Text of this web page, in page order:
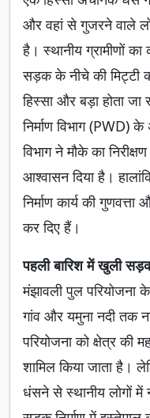
और वहां से गुजरने वाले
है। स्थानीय ग्रामीणों का
सड़क के नीचे की मिट्टी
हिस्सा और बड़ा होता जा
निर्माण विभाग (PWD)
विभाग ने मौके का
आश्वासन दिया है।
निर्माण कार्य की
कर दिए हैं।
पहली बारिश में खुली सड़क
मंझावली पुल
गांव और यमुना नदी तक
परियोजना को क्षेत्र की
शामिल किया जाता है।
धंसने से स्थानीय लोगों में